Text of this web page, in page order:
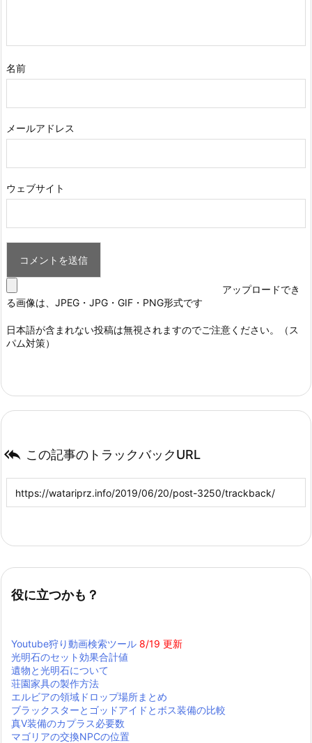
名前
メールアドレス
ウェブサイト
アップロードでき
る画像は、JPEG・JPG・GIF・PNG形式です
日本語が含まれない投稿は無視されますのでご注意ください。（ス
パム対策）
 この記事のトラックバックURL
役に立つかも？
Youtube狩り動画検索ツール 8/19 更新
光明石のセット効果合計値
遺物と光明石について
荘園家具の製作方法
エルビアの領域ドロップ場所まとめ
ブラックスターとゴッドアイドとボス装備の比較
真Ⅴ装備のカプラス必要数
マゴリアの交換NPCの位置